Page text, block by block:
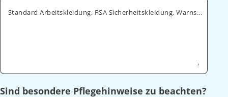
Standard Arbeitskleidung, PSA Sicherheitskleidung, Warnschutz, ESD
Sind besondere Pflegehinweise zu beachten?